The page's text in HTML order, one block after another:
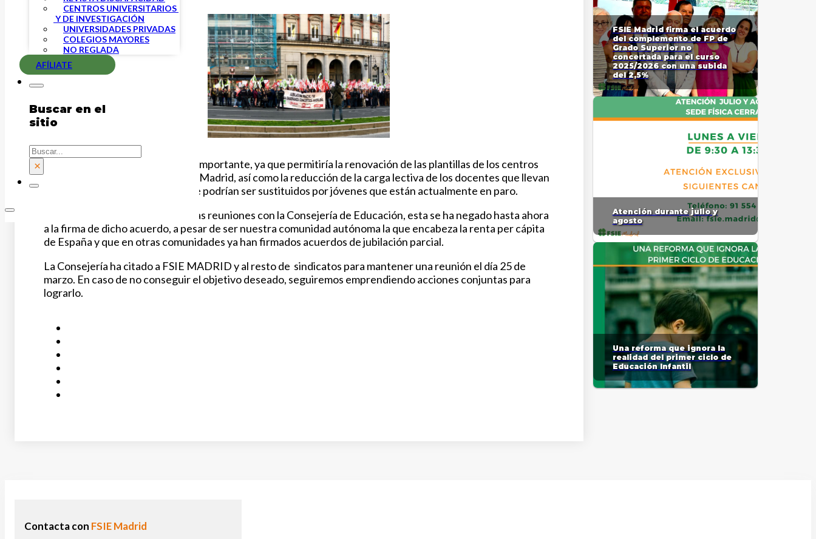
CENTROS UNIVERSITARIOS
Y DE INVESTIGACIÓN
UNIVERSIDADES PRIVADAS
COLEGIOS MAYORES
NO REGLADA
AFÍLIATE
Buscar en el
sitio
Buscar
×
La firma de este acuerdo es muy importante, ya que permitiría la renovación de las plantillas de los centros
concertados de la Comunidad de Madrid, así como la reducción de la carga lectiva de los docentes que llevan
muchos años en la docencia y que podrían ser sustituidos por jóvenes que están actualmente en paro.
A pesar de haber mantenido varias reuniones con la Consejería de Educación, esta se ha negado hasta ahora
a la firma de dicho acuerdo, a pesar de ser nuestra comunidad autónoma la que encabeza la renta per cápita
de España y que en otras comunidades ya han firmados acuerdos de jubilación parcial.
La Consejería ha citado a FSIE MADRID y al resto de sindicatos para mantener una reunión el día 25 de
marzo. En caso de no conseguir el objetivo deseado, seguiremos emprendiendo acciones conjuntas para
lograrlo.
FSIE Madrid firma el acuerdo
del complemento de FP de
Grado Superior no
concertada para el curso
2025/2026 con una subida
del 2,5%
Atención durante julio y
agosto
Una reforma que ignora la
realidad del primer ciclo de
Educación Infantil
Contacta con FSIE Madrid